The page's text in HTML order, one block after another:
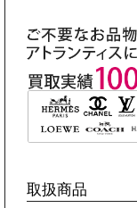
取扱商品